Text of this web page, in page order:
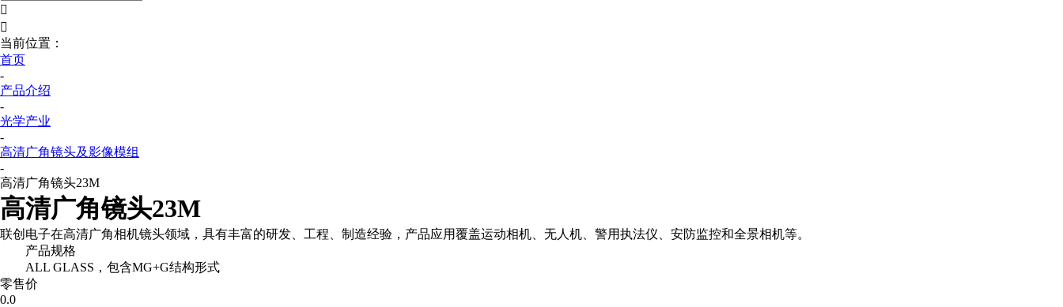


当前位置：
首页
-
产品介绍
-
光学产业
-
高清广角镜头及影像模组
-
高清广角镜头23M
高清广角镜头23M
联创电子在高清广角相机镜头领域，具有丰富的研发、工程、制造经验，产品应用覆盖运动相机、无人机、警用执法仪、安防监控和全景相机等。
产品规格
ALL GLASS，包含MG+G结构形式
零售价
0.0